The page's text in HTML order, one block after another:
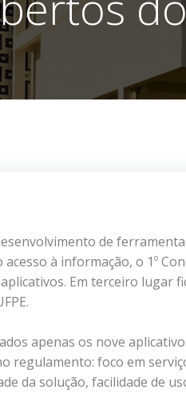
de
à informação, o 1º
Em terceiro lugar
apenas os nove
regulamento: foco em
da solução, facilidade de